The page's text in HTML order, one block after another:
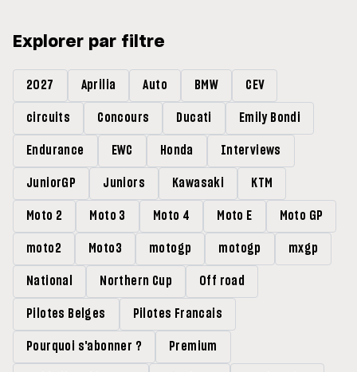
Explorer par filtre
2027 Aprilia Auto BMW CEV
circuits Concours Ducati Emily Bondi
Endurance EWC Honda Interviews
JuniorGP Juniors Kawasaki KTM
Moto 2 Moto 3 Moto 4 Moto E Moto GP
moto2 Moto3 motogp motogp mxgp
National Northern Cup Off road
Pilotes Belges Pilotes Francais
Pourquoi s'abonner ? Premium